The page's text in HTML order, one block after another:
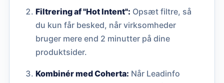
Filtrering af "Hot Intent": Opsæt filtre, så
du kun får besked, når virksomheder
bruger mere end 2 minutter på dine
produktsider.
Kombinér med Coherta: Når Leadinfo